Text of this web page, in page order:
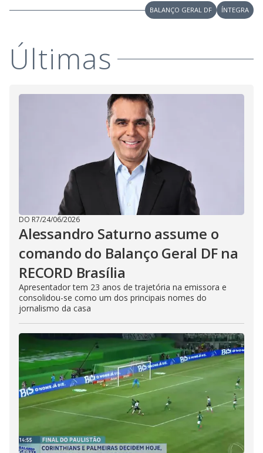
e
o
BALANÇO GERAL DF ÍNTEGRA
Últimas
DO R7/24/06/2026
Alessandro Saturno assume o
comando do Balanço Geral DF na
RECORD Brasília
Apresentador tem 23 anos de trajetória na emissora e
consolidou-se como um dos principais nomes do
jornalismo da casa